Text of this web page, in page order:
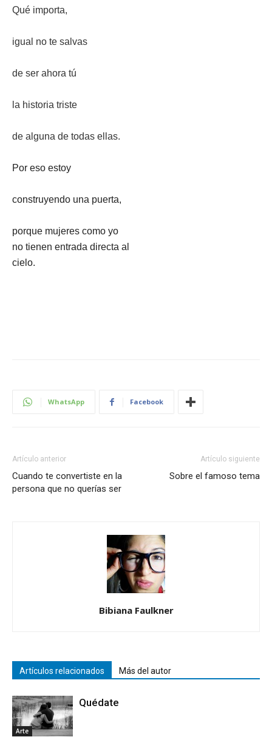
Qué importa,
igual no te salvas
de ser ahora tú
la historia triste
de alguna de todas ellas.
Por eso estoy
construyendo una puerta,
porque mujeres como yo
no tienen entrada directa al
cielo.
WhatsApp Facebook
Artículo anterior
Cuando te convertiste en la
persona que no querías ser
Artículo siguiente
Sobre el famoso tema
Bibiana Faulkner
Artículos relacionados Más del autor
Arte
Quédate